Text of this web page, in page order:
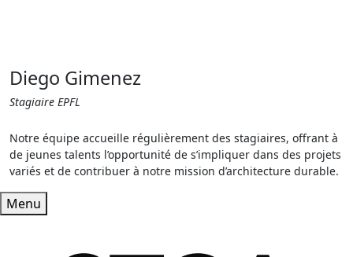
Diego Gimenez
Stagiaire EPFL
Notre équipe accueille régulièrement des stagiaires, offrant à
de jeunes talents l’opportunité de s’impliquer dans des projets
variés et de contribuer à notre mission d’architecture durable.
Menu